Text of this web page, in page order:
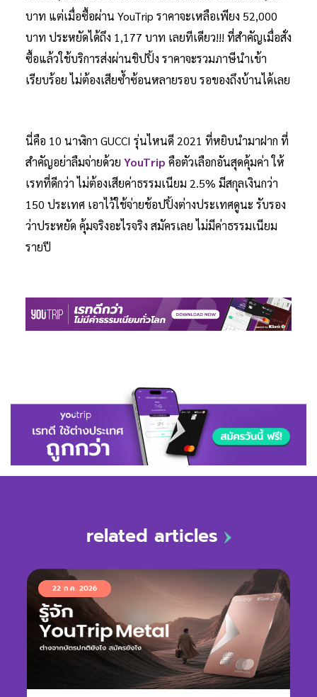
บาท แต่เมื่อซื้อผ่าน YouTrip ราคาจะเหลือเพียง 52,000
บาท ประหยัดได้ถึง 1,177 บาท เลยทีเดียว!!! ที่สำคัญเมื่อสั่ง
ซื้อแล้วใช้บริการส่งผ่านชิปปิ้ง ราคาจะรวมภาษีนำเข้า
เรียบร้อย ไม่ต้องเสียซ้ำซ้อนหลายรอบ รอของถึงบ้านได้เลย
นี่คือ 10 นาฬิกา GUCCI รุ่นไหนดี 2021 ที่หยิบนำมาฝาก ที่
สำคัญอย่าลืมจ่ายด้วย YouTrip คือตัวเลือกอันสุดคุ้มค่า ให้
เรทที่ดีกว่า ไม่ต้องเสียค่าธรรมเนียม 2.5% มีสกุลเงินกว่า
150 ประเทศ เอาไว้ใช้จ่ายช้อปปิ้งต่างประเทศดูนะ รับรอง
ว่าประหยัด คุ้มจริงอะไรจริง สมัครเลย ไม่มีค่าธรรมเนียม
รายปี
related articles
22 ก.ค. 2026